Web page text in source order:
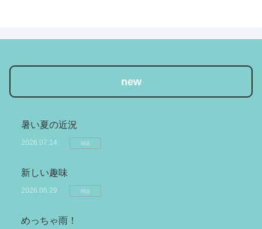
new
暑い夏の近況
2026.07.14 雑談
新しい趣味
2026.06.29 雑談
めっちゃ雨！